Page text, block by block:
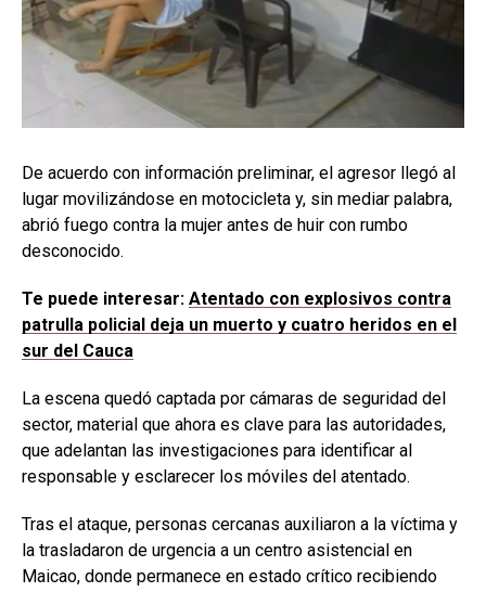
De acuerdo con información preliminar, el agresor llegó al
lugar movilizándose en motocicleta y, sin mediar palabra,
abrió fuego contra la mujer antes de huir con rumbo
desconocido.
Te puede interesar: Atentado con explosivos contra
patrulla policial deja un muerto y cuatro heridos en el
sur del Cauca
La escena quedó captada por cámaras de seguridad del
sector, material que ahora es clave para las autoridades,
que adelantan las investigaciones para identificar al
responsable y esclarecer los móviles del atentado.
Tras el ataque, personas cercanas auxiliaron a la víctima y
la trasladaron de urgencia a un centro asistencial en
Maicao, donde permanece en estado crítico recibiendo